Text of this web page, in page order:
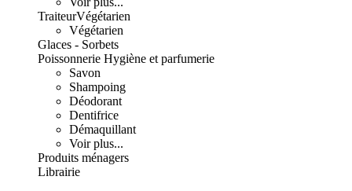
TraiteurVégétarien
Végétarien
Glaces - Sorbets
Poissonnerie Hygiène et parfumerie
Savon
Shampoing
Déodorant
Dentifrice
Démaquillant
Voir plus...
Produits ménagers
Librairie